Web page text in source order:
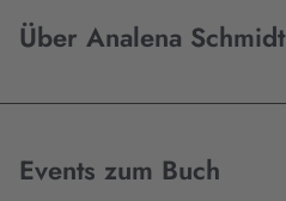
Über Analena Schmidt
Events zum Buch